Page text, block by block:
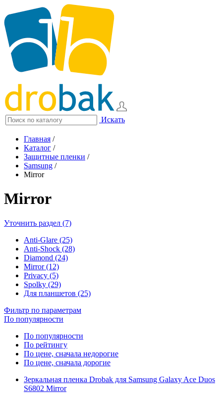
Искать
Главная /
Каталог /
Защитные пленки /
Samsung /
Mirror
Mirror
Уточнить раздел (7)
Anti-Glare (25)
Anti-Shock (28)
Diamond (24)
Mirror (12)
Privacy (5)
Spolky (29)
Для планшетов (25)
Фильтр по параметрам
По популярности
По популярности
По рейтингу
По цене, сначала недорогие
По цене, сначала дорогие
Зеркальная пленка Drobak для Samsung Galaxy Ace Duos
S6802 Mirror